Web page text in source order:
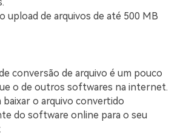
upload de arquivos de até 500 MB
conversão de arquivo é um pouco
o de outros softwares na internet.
baixar o arquivo convertido
do software online para o seu